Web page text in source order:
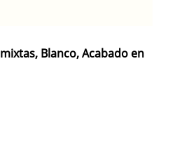
Blanco, Acabado en